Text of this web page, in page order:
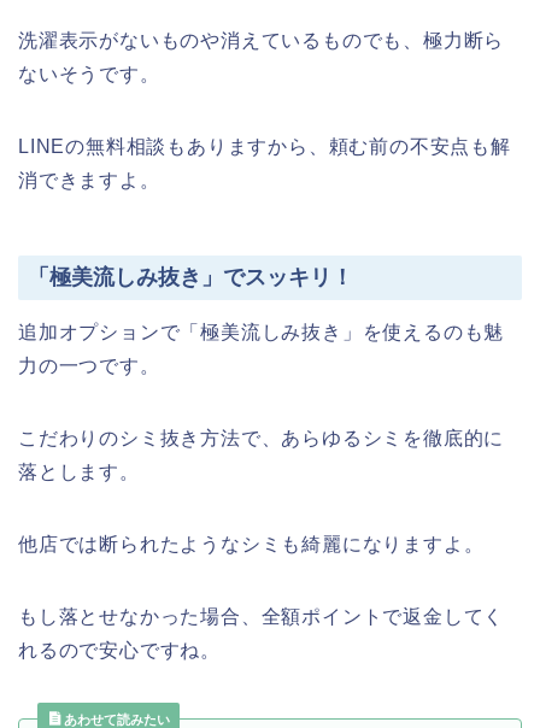
洗濯表示がないものや消えているものでも、極力断ら
ないそうです。
LINEの無料相談もありますから、頼む前の不安点も解
消できますよ。
「極美流しみ抜き」でスッキリ！
追加オプションで「極美流しみ抜き」を使えるのも魅
力の一つです。
こだわりのシミ抜き方法で、あらゆるシミを徹底的に
落とします。
他店では断られたようなシミも綺麗になりますよ。
もし落とせなかった場合、全額ポイントで返金してく
れるので安心ですね。
あわせて読みたい